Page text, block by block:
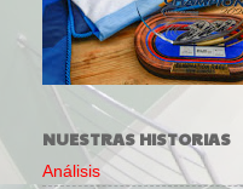
NUESTRAS HISTORIAS
Análisis